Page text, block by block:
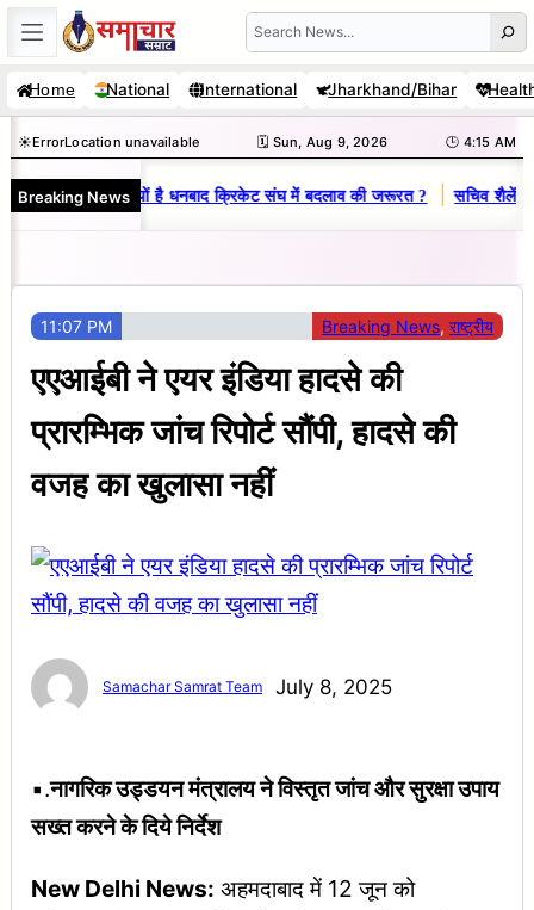
Skip
to
content
Search
Home National International Jharkhand/Bihar
☀️ErrorLocation unavailable 🗓️ Sun, Aug 9, 2026 🕒 4:15 AM
Breaking News
विनय राज : जानें क्यों है धनबाद क्रिकेट संघ में बदलाव की जरूरत ? | सचिव शैलेंद्र
11:07 PM Breaking News, राष्ट्रीय
एएआईबी ने एयर इंडिया हादसे की
प्रारम्भिक जांच रिपोर्ट सौंपी, हादसे की
वजह का खुलासा नहीं
Samachar Samrat Team July 8, 2025
▪︎.नागरिक उड्डयन मंत्रालय ने विस्तृत जांच और सुरक्षा उपाय
सख्त करने के दिये निर्देश
New Delhi News: अहमदाबाद में 12 जून को